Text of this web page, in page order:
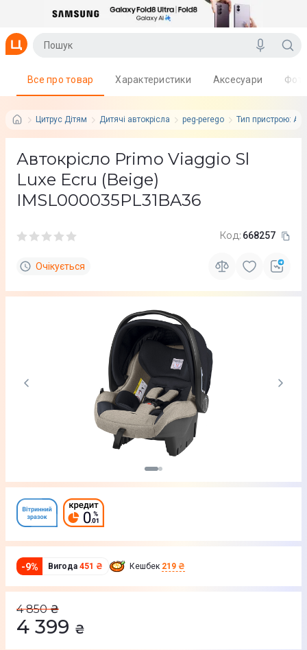
Цитрус Дітям Дитячі автокрісла peg-perego Тип пристрою:
Все про товар Характеристики Аксесуари
Автокрісло Primo Viaggio Sl
Luxe Ecru (Beige)
IMSL000035PL31BA36
Код: 668257
Очікується
-9% Вигода 451 ₴ Кешбек 219 ₴
4 850 ₴
4 399 ₴